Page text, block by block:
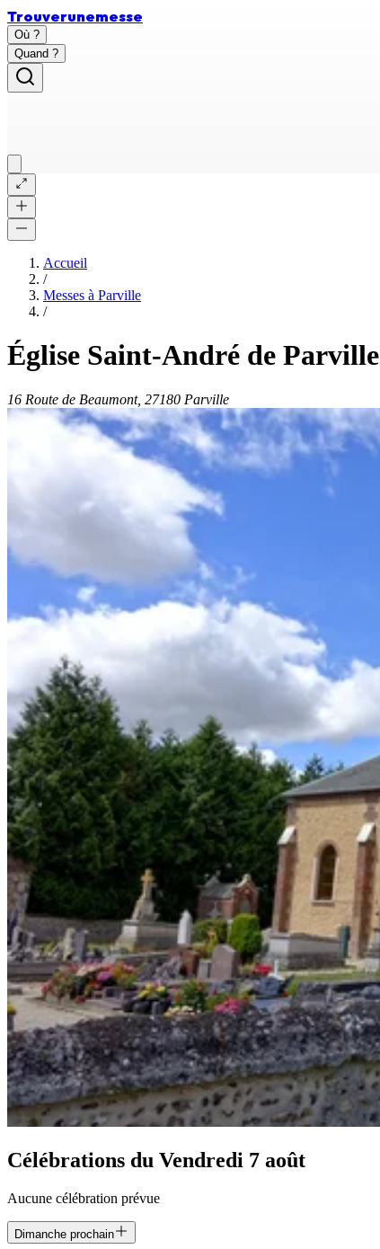
Trouverunemesse
Où ?
Quand ?
Accueil
/
Messes à Parville
/
Église Saint-André de Parville
16 Route de Beaumont, 27180 Parville
Célébrations du Vendredi 7 août
Aucune célébration prévue
Dimanche prochain